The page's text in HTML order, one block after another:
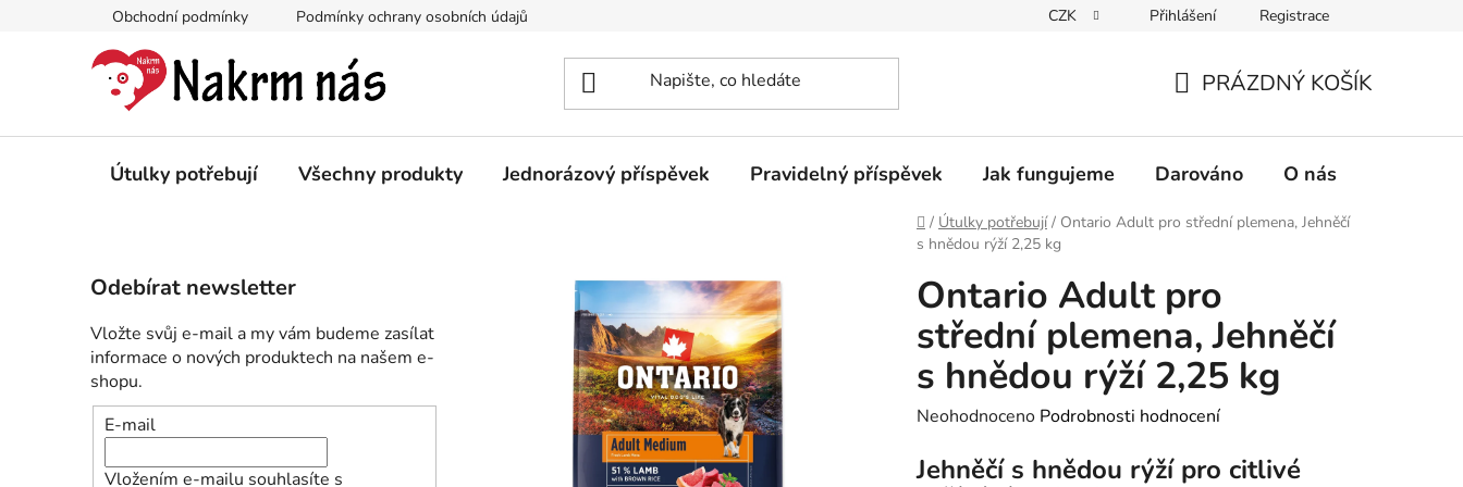
Obchodní podmínky Podmínky ochrany osobních údajů CZK Přihlášení Registrace
KOŠÍK
PRÁZDNÝ KOŠÍK
Útulky potřebují Všechny produkty Jednorázový příspěvek Pravidelný příspěvek Jak fungujeme Darováno O nás
Domů
/ Útulky potřebují / Ontario Adult pro střední plemena, Jehněčí
s hnědou rýží 2,25 kg
o
s
t
r
a
Odebírat newsletter
Vložte svůj e-mail a my vám budeme zasílat
informace o nových produktech na našem e-
shopu.
E-mail
Vložením e-mailu souhlasíte s
Ontario Adult pro
střední plemena, Jehněčí
s hnědou rýží 2,25 kg
Průměrné
produktu
Neohodnoceno Podrobnosti hodnocení
Jehněčí s hnědou rýží pro citlivé